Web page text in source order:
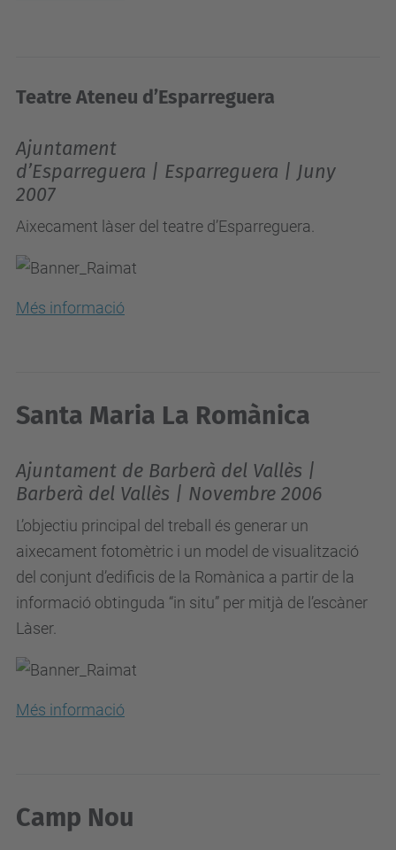
Teatre Ateneu d’Esparreguera
Ajuntament
d’Esparreguera | Esparreguera | Juny
2007
Aixecament làser del teatre d’Esparreguera.
Més informació
Santa Maria La Romànica
Ajuntament de Barberà del Vallès |
Barberà del Vallès | Novembre 2006
L’objectiu principal del treball és generar un
aixecament fotomètric i un model de visualització
del conjunt d’edificis de la Romànica a partir de la
informació obtinguda “in situ” per mitjà de l’escàner
Làser.
Més informació
Camp Nou